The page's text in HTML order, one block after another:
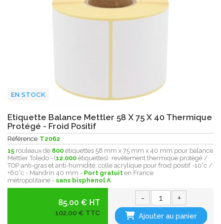
EN STOCK
Etiquette Balance Mettler 58 X 75 X 40 Thermique
Protégé - Froid Positif
Référence T2062
15 rouleaux de 800 étiquettes 58 mm x 75 mm x 40 mm pour balance
Mettler Toledo - (12.000 étiquettes) revêtement thermique protégé /
TOP anti-gras et anti-humidité, colle acrylique pour froid positif -10°c /
+60°c - Mandrin 40 mm - Port gratuit en France
métropolitaine - sans bisphenol A.
85.00 € HT
102,00 € TTC
- +
Ajouter au panier